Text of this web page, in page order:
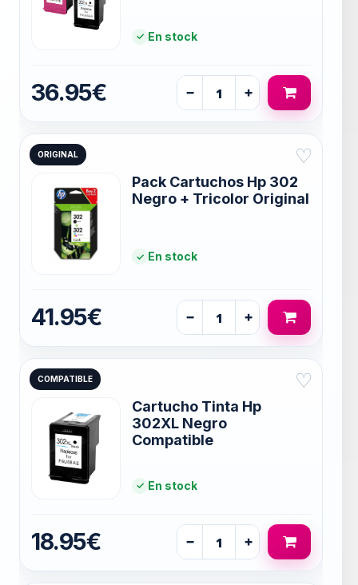
En stock
36.95€ − +
ORIGINAL ♡
Pack Cartuchos Hp 302
Negro + Tricolor Original
En stock
41.95€ − +
COMPATIBLE ♡
Cartucho Tinta Hp
302XL Negro
Compatible
En stock
18.95€ − +